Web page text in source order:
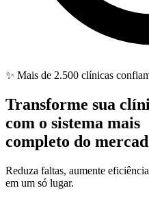
✨ Mais de 2.500 clínicas
Transforme sua
com o sistema mais
completo do
Reduza faltas, aumente
em um só lugar.